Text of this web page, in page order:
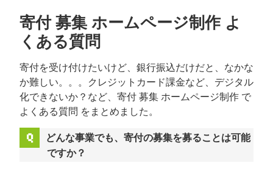
寄付 募集 ホームページ制作 よ
くある質問
寄付を受け付けたいけど、銀行振込だけだと、なかな
か難しい。。。クレジットカード課金など、デジタル
化できないか？など、寄付 募集 ホームページ制作 で
よくある質問 をまとめました。
どんな事業でも、寄付の募集を募ることは可能
ですか？